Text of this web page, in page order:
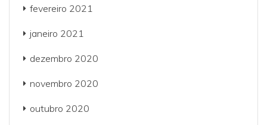
fevereiro 2021
janeiro 2021
dezembro 2020
novembro 2020
outubro 2020